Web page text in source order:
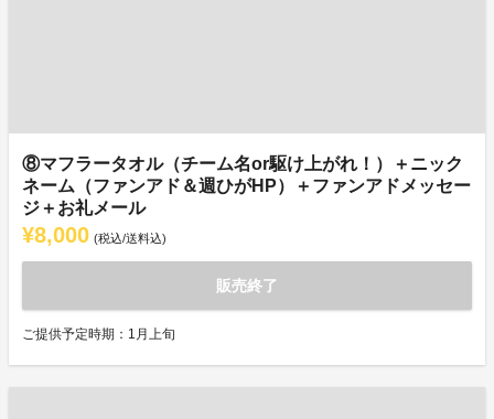
⑧マフラータオル（チーム名or駆け上がれ！）＋ニック
ネーム（ファンアド＆週ひがHP）＋ファンアドメッセー
ジ＋お礼メール
¥8,000 (税込/送料込)
販売終了
ご提供予定時期：1月上旬